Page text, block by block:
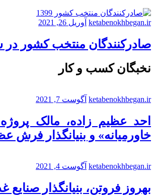
ketabenokhbegan.ir آوریل 26, 2021
صادرکنندگان منتخب کشور در سال
نخبگان کسب و کار
ketabenokhbegan.ir آگوست 7, 2021
احد عظیم زاده، مالک
خاورمیانه» و بنیانگذار فرش
ketabenokhbegan.ir آگوست 4, 2021
بهروز فروتن، بنیانگذار صنایع